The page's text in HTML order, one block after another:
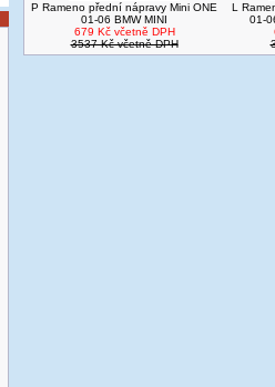
P Rameno přední nápravy Mini ONE
01-06 BMW MINI
679 Kč včetně DPH
3537 Kč včetně DPH
L
01-